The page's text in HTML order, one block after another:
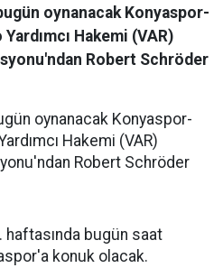
oynanacak Konyaspor-
Hakemi (VAR)
Robert Schröder
oynanacak Konyaspor-
Hakemi (VAR)
Robert Schröder
bugün saat
konuk olacak.